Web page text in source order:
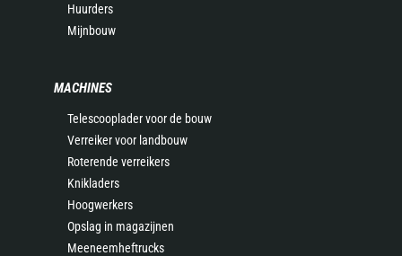
Huurders
Mijnbouw
MACHINES
Telescooplader voor de bouw
Verreiker voor landbouw
Roterende verreikers
Knikladers
Hoogwerkers
Opslag in magazijnen
Meeneemheftrucks